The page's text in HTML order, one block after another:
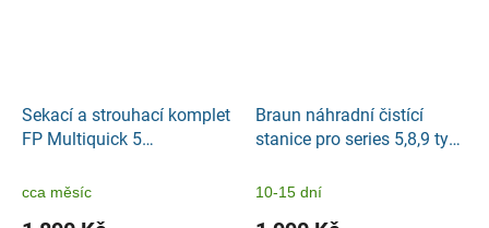
Sekací a strouhací komplet
FP Multiquick 5
cca měsíc
Braun náhradní čistící
stanice pro series 5,8,9 type
10-15 dní